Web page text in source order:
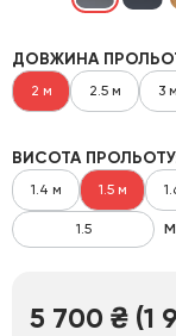
ДОВЖИНА
2 м
2.5 м 3 м
ВИСОТА
1.4 м
1.5 м
м
5 700 ₴ (1